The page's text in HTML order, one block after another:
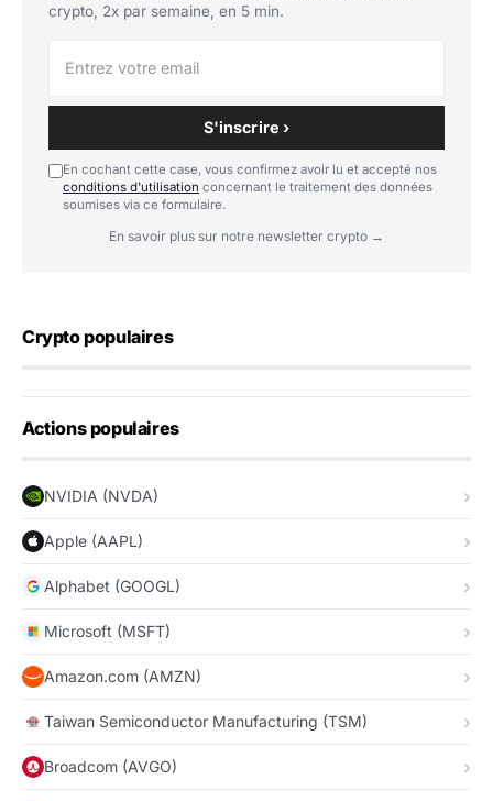
crypto, 2x par semaine, en 5 min.
S'inscrire ›
En cochant cette case, vous confirmez avoir lu et accepté nos
conditions d'utilisation concernant le traitement des données
soumises via ce formulaire.
En savoir plus sur notre newsletter crypto →
Crypto populaires
Actions populaires
NVIDIA (NVDA)
Apple (AAPL)
Alphabet (GOOGL)
Microsoft (MSFT)
Amazon.com (AMZN)
Taiwan Semiconductor Manufacturing (TSM)
Broadcom (AVGO)